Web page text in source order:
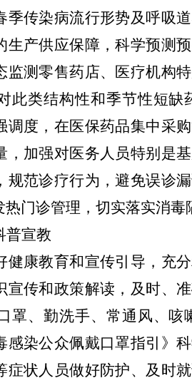
季传染病流行形势及呼吸
生产供应保障，科学预测
监测零售药店、医疗机构
此类结构性和季节性短
调度，在医保药品集中采
，加强对医务人员特别是
规范诊疗行为，避免误诊
门诊管理，切实落实消毒
普宣教
健康教育和宣传引导，充
宣传和政策解读，及时、
罩、勤洗手、常通风、
感染公众佩戴口罩指引》
症状人员做好防护、及时